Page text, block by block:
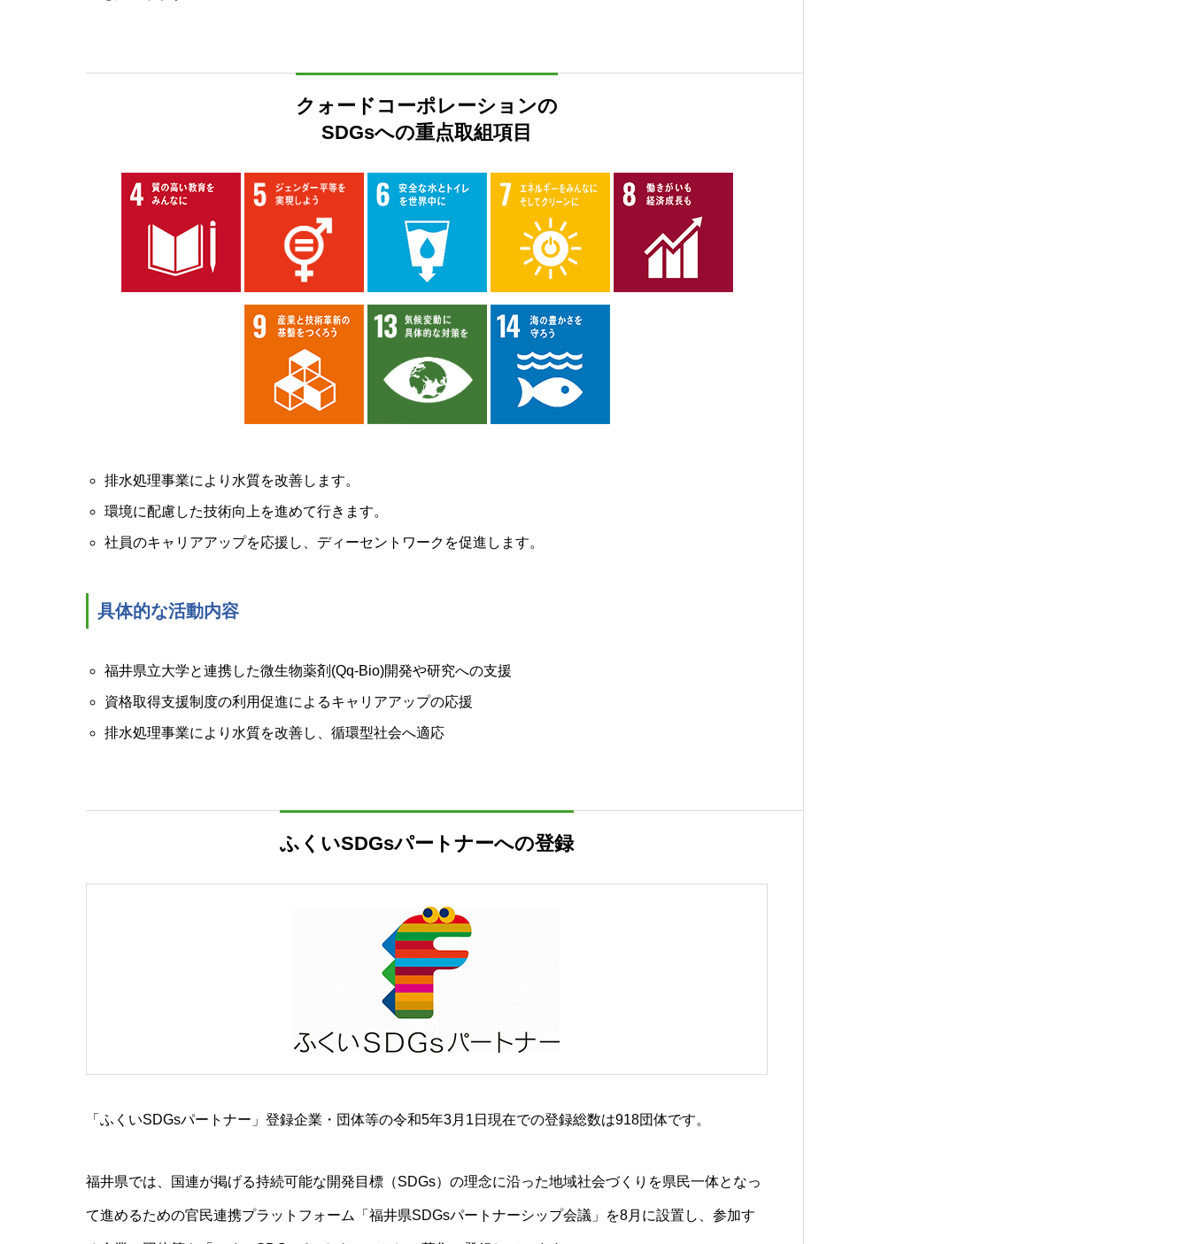
クォードコーポレーションの
SDGsへの重点取組項目
排水処理事業により水質を改善します。
環境に配慮した技術向上を進めて行きます。
社員のキャリアアップを応援し、ディーセントワークを促進します。
具体的な活動内容
福井県立大学と連携した微生物薬剤(Qq-Bio)開発や研究への支援
資格取得支援制度の利用促進によるキャリアアップの応援
排水処理事業により水質を改善し、循環型社会へ適応
ふくいSDGsパートナーへの登録
「ふくいSDGsパートナー」登録企業・団体等の令和5年3月1日現在での登録総数は918団体です。
福井県では、国連が掲げる持続可能な開発目標（SDGs）の理念に沿った地域社会づくりを県民一体となっ
て進めるための官民連携プラットフォーム「福井県SDGsパートナーシップ会議」を8月に設置し、参加す